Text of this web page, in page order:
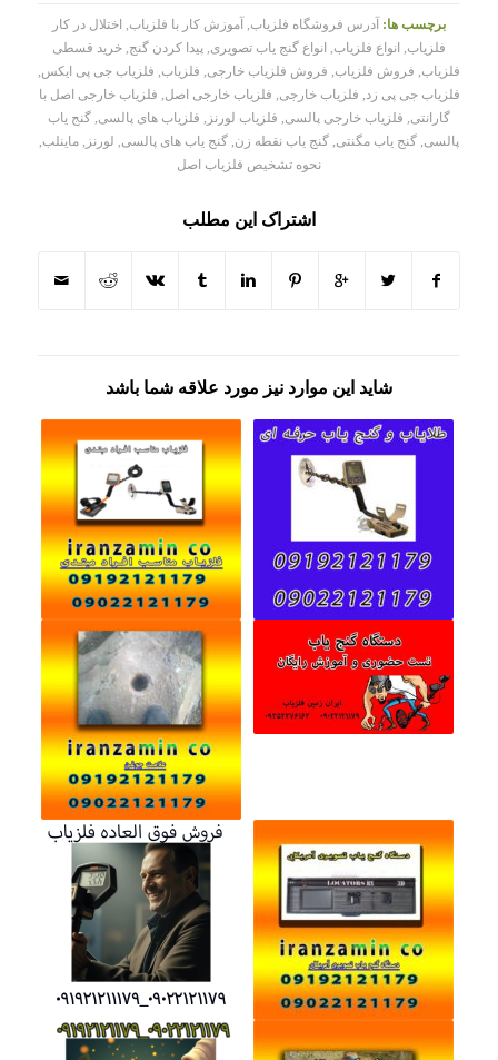
برچسب ها: آدرس فروشگاه فلزیاب, آموزش کار با فلزیاب, اختلال در کار
فلزیاب, انواع فلزیاب, انواع گنج یاب تصویری, پیدا کردن گنج, خرید قسطی
فلزیاب, فروش فلزیاب, فروش فلزیاب خارجی, فلزیاب, فلزیاب جی پی ایکس,
فلزیاب جی پی زد, فلزیاب خارجی, فلزیاب خارجی اصل, فلزیاب خارجی اصل با
گارانتی, فلزیاب خارجی پالسی, فلزیاب لورنز , فلزیاب های پالسی, گنج یاب
پالسی, گنج یاب مگنتی, گنج یاب نقطه زن, گنج یاب های پالسی, لورنز , ماینلب,
نحوه تشخیص فلزیاب اصل
اشتراک این مطلب
شاید این موارد نیز مورد علاقه شما باشد